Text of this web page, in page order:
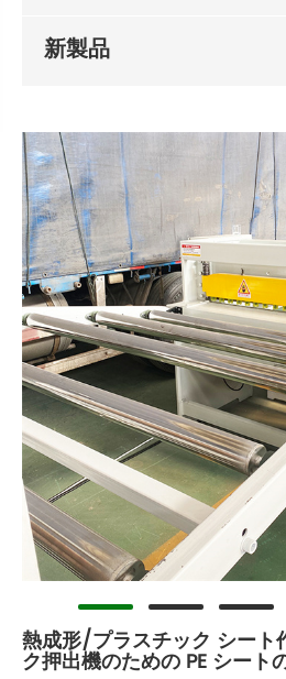
新製品
熱成形/プラスチック シート
ク押出機のための PE シート